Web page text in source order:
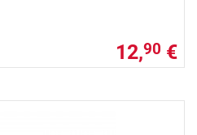
12,90 €